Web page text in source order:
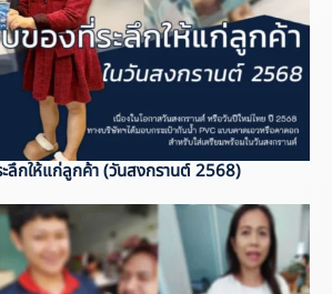
ลึกให้แก่ลูกค้า (วันสงกรานต์ 2568)